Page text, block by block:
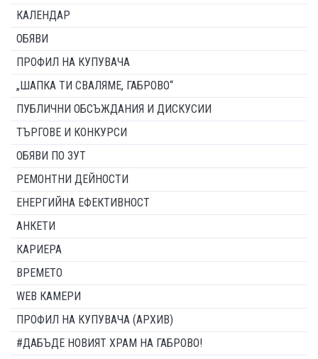
КАЛЕНДАР
ОБЯВИ
ПРОФИЛ НА КУПУВАЧА
„ШАПКА ТИ СВАЛЯМЕ, ГАБРОВО“
ПУБЛИЧНИ ОБСЪЖДАНИЯ И ДИСКУСИИ
ТЪРГОВЕ И КОНКУРСИ
ОБЯВИ ПО ЗУТ
РЕМОНТНИ ДЕЙНОСТИ
ЕНЕРГИЙНА ЕФЕКТИВНОСТ
АНКЕТИ
КАРИЕРА
ВРЕМЕТО
WEB КАМЕРИ
ПРОФИЛ НА КУПУВАЧА (АРХИВ)
#ДАБЪДЕ НОВИЯТ ХРАМ НА ГАБРОВО!